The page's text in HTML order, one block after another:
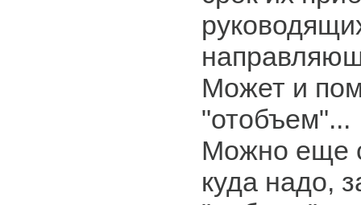
Может и
"отобъем"...
Можно еще
куда надо,